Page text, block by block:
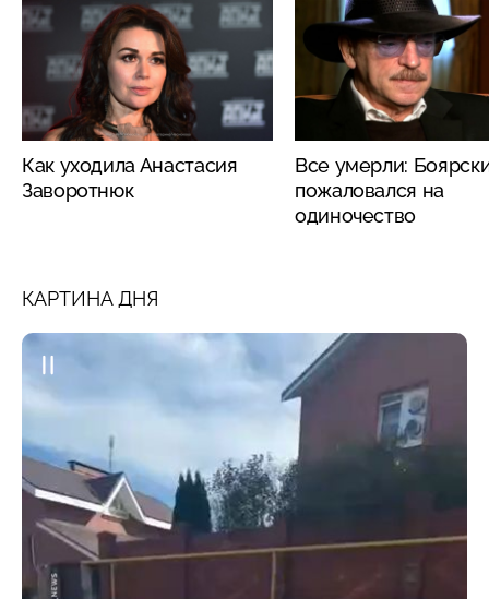
Как уходила Анастасия
Заворотнюк
Все умерли:
пожаловался на
одиночество
КАРТИНА ДНЯ